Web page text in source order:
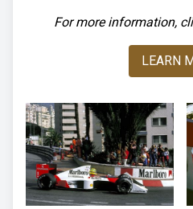
For more information,
LEARN